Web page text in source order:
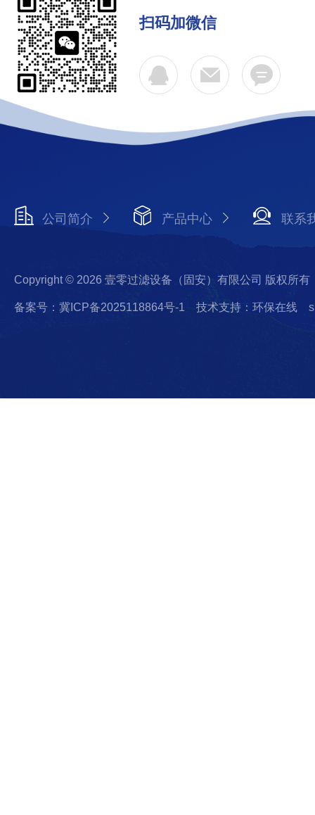
扫码加微信
公司简介 产品中心 联系
Copyright © 2026 壹零过滤设备（固安）有限公司 版权所有
备案号：冀ICP备2025118864号-1 技术支持：环保在线